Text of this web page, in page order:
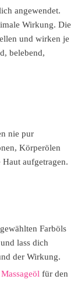
angewendet.
Wirkung. Die
und wirken je
belebend,
nie pur
Körperölen
aufgetragen.
Farböls
lass dich
der Wirkung.
für den